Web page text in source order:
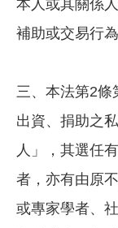
本人或其關係
補助或交易行
三、本法第2條
出資、捐助之
人」，其選任
者，亦有由原
或專家學者、